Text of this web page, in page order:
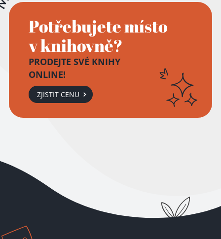
Potřebujete místo
v knihovně?
PRODEJTE SVÉ KNIHY
ONLINE!
ZJISTIT CENU